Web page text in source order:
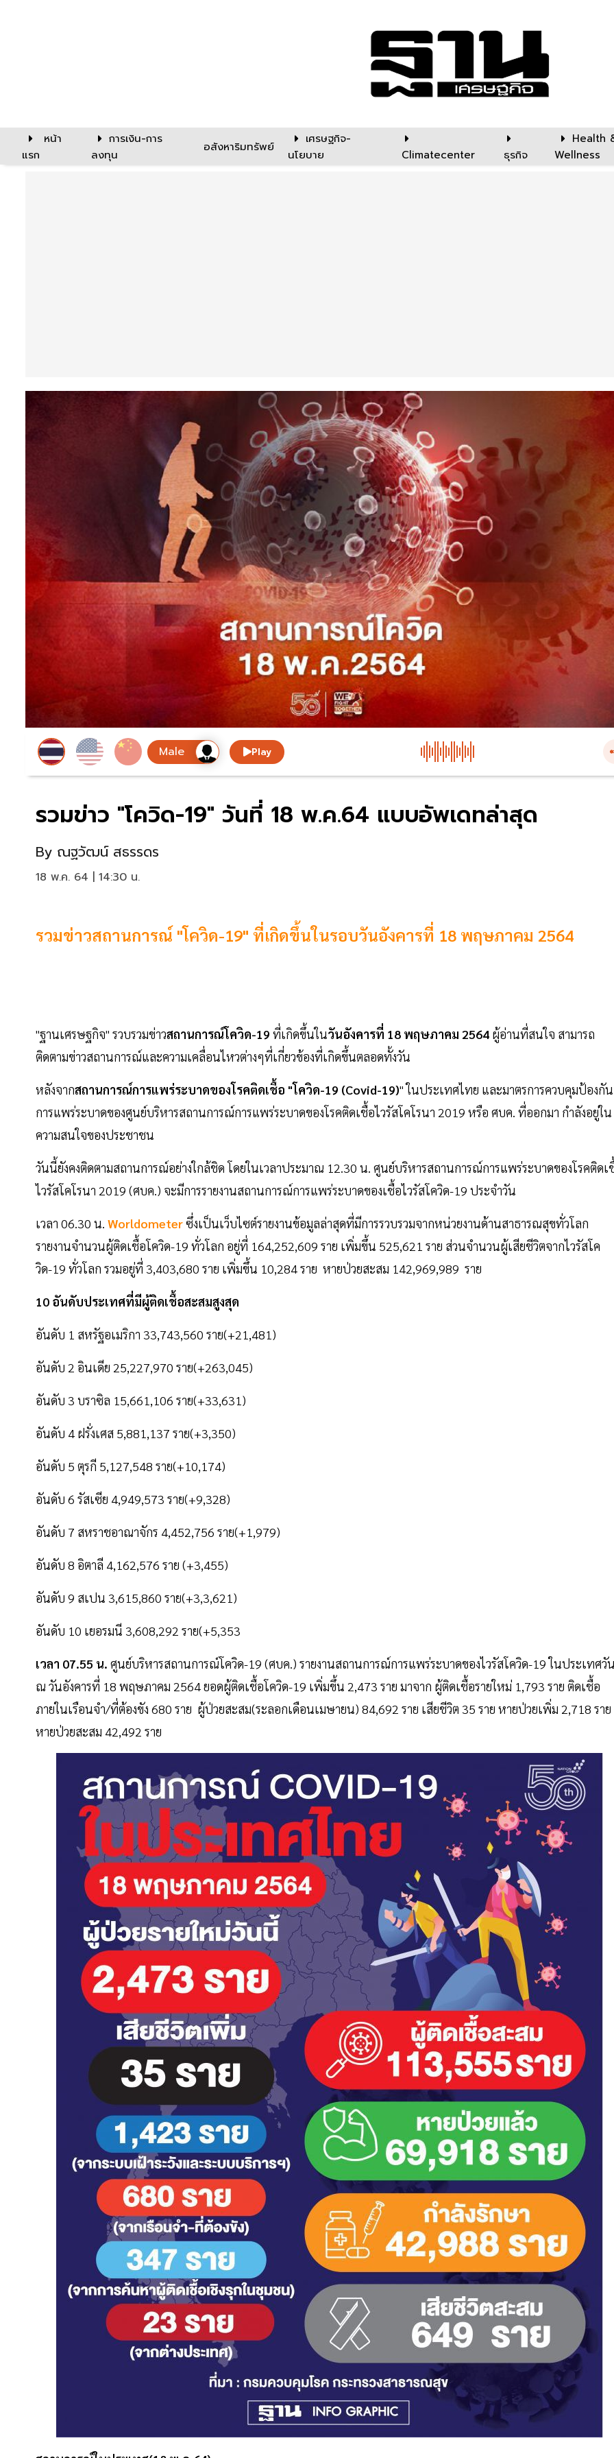
หน้า
แรก
การเงิน-การ
ลงทุน
อสังหาริมทรัพย์
เศรษฐกิจ-
นโยบาย
Climatecenter ธุรกิจ
Health
Wellness
Play
รวมข่าว "โควิด-19" วันที่ 18 พ.ค.64 แบบอัพเดทล่าสุด
By ณฐวัฒน์ สธรรดร
18 พ.ค. 64 | 14:30 น.
รวมข่าวสถานการณ์ "โควิด-19" ที่เกิดขึ้นในรอบวันอังคารที่ 18 พฤษภาคม 2564
"ฐานเศรษฐกิจ" รวบรวมข่าวสถานการณ์โควิด-19 ที่เกิดขึ้นในวันอังคารที่ 18 พฤษภาคม 2564 ผู้อ่านที่สนใจ สามารถ
ติดตามข่าวสถานการณ์และความเคลื่อนไหวต่างๆที่เกี่ยวข้องที่เกิดขึ้นตลอดทั้งวัน
หลังจากสถานการณ์การแพร่ระบาดของโรคติดเชื้อ "โควิด-19 (Covid-19)" ในประเทศไทย และมาตรการควบคุมป้องกัน
การแพร่ระบาดของศูนย์บริหารสถานการณ์การแพร่ระบาดของโรคติดเชื้อไวรัสโคโรนา 2019 หรือ ศบค. ที่ออกมา กำลังอยู่ใน
ความสนใจของประชาชน
วันนี้ยังคงติดตามสถานการณ์อย่างใกล้ชิด โดยในเวลาประมาณ 12.30 น. ศูนย์บริหารสถานการณ์การแพร่ระบาดของโรคติดเ
ไวรัสโคโรนา 2019 (ศบค.) จะมีการรายงานสถานการณ์การแพร่ระบาดของเชื้อไวรัสโควิด-19 ประจำวัน
เวลา 06.30 น. Worldometerซึ่งเป็นเว็บไซต์รายงานข้อมูลล่าสุดที่มีการรวบรวมจากหน่วยงานด้านสาธารณสุขทั่วโลก
รายงานจำนวนผู้ติดเชื้อโควิด-19 ทั่วโลก อยู่ที่ 164,252,609 ราย เพิ่มขึ้น 525,621 ราย ส่วนจำนวนผู้เสียชีวิตจากไวรัสโค
วิด-19 ทั่วโลก รวมอยู่ที่ 3,403,680 ราย เพิ่มขึ้น 10,284 ราย หายป่วยสะสม 142,969,989 ราย
10 อันดับประเทศที่มีผู้ติดเชื้อสะสมสูงสุด
อันดับ 1 สหรัฐอเมริกา 33,743,560 ราย(+21,481)
อันดับ 2 อินเดีย 25,227,970 ราย(+263,045)
อันดับ 3 บราซิล 15,661,106 ราย(+33,631)
อันดับ 4 ฝรั่งเศส 5,881,137 ราย(+3,350)
อันดับ 5 ตุรกี 5,127,548 ราย(+10,174)
อันดับ 6 รัสเซีย 4,949,573 ราย(+9,328)
อันดับ 7 สหราชอาณาจักร 4,452,756 ราย(+1,979)
อันดับ 8 อิตาลี 4,162,576 ราย (+3,455)
อันดับ 9 สเปน 3,615,860 ราย(+3,3,621)
อันดับ 10 เยอรมนี 3,608,292 ราย(+5,353
เวลา 07.55 น. ศูนย์บริหารสถานการณ์โควิด-19 (ศบค.) รายงานสถานการณ์การแพร่ระบาดของไวรัสโควิด-19 ในประเทศวั
ณ วันอังคารที่ 18 พฤษภาคม 2564 ยอดผู้ติดเชื้อโควิด-19 เพิ่มขึ้น 2,473 ราย มาจาก ผู้ติดเชื้อรายใหม่ 1,793 ราย ติดเชื้อ
ภายในเรือนจำ/ที่ต้องขัง 680 ราย ผู้ป่วยสะสม(ระลอกเดือนเมษายน) 84,692 ราย เสียชีวิต 35 ราย หายป่วยเพิ่ม 2,718 ราย
หายป่วยสะสม 42,492 ราย